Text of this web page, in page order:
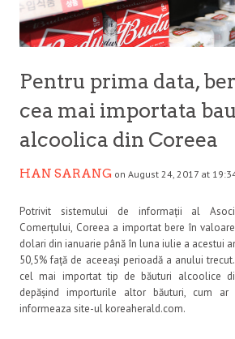
Pentru prima data,
cea mai importata
alcoolica din Coreea
HAN SARANG on August 24, 2017 at
Potrivit sistemului de informații al
Comerțului, Coreea a importat bere în
dolari din ianuarie până în luna iulie a acestui
50,5% față de aceeași perioadă a anului
cel mai importat tip de băuturi alcoolice
depășind importurile altor băuturi, cum
informeaza site-ul koreaherald.com.